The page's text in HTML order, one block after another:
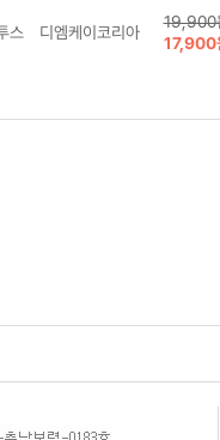
스
디엠케이코리아
19,900
17,900